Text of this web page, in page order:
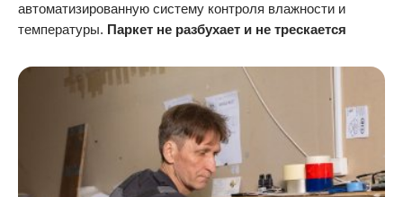
автоматизированную систему контроля влажности и
температуры. Паркет не разбухает и не трескается